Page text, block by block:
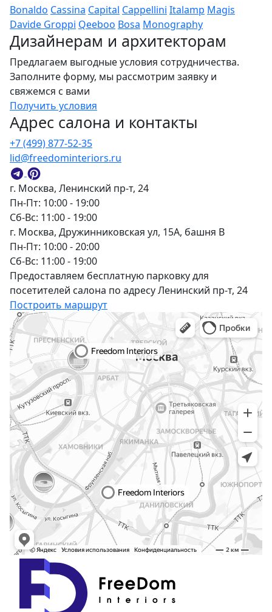
Bonaldo Cassina Capital Cappellini Italamp Magis
Davide Groppi Qeeboo Bosa Monography
Дизайнерам и архитекторам
Предлагаем выгодные условия сотрудничества.
Заполните форму, мы рассмотрим заявку и
свяжемся с вами
Получить условия
Адрес салона и контакты
г. Москва, Ленинский пр-т, 24
Пн-Пт: 10:00 - 19:00
Сб-Вс: 11:00 - 19:00
г. Москва, Дружинниковская ул, 15А, башня В
Пн-Пт: 10:00 - 20:00
Сб-Вс: 11:00 - 19:00
Предоставляем бесплатную парковку для
посетителей салона по адресу Ленинский пр-т, 24
Построить маршрут
+7 (499) 877-52-35
lid@freedominteriors.ru